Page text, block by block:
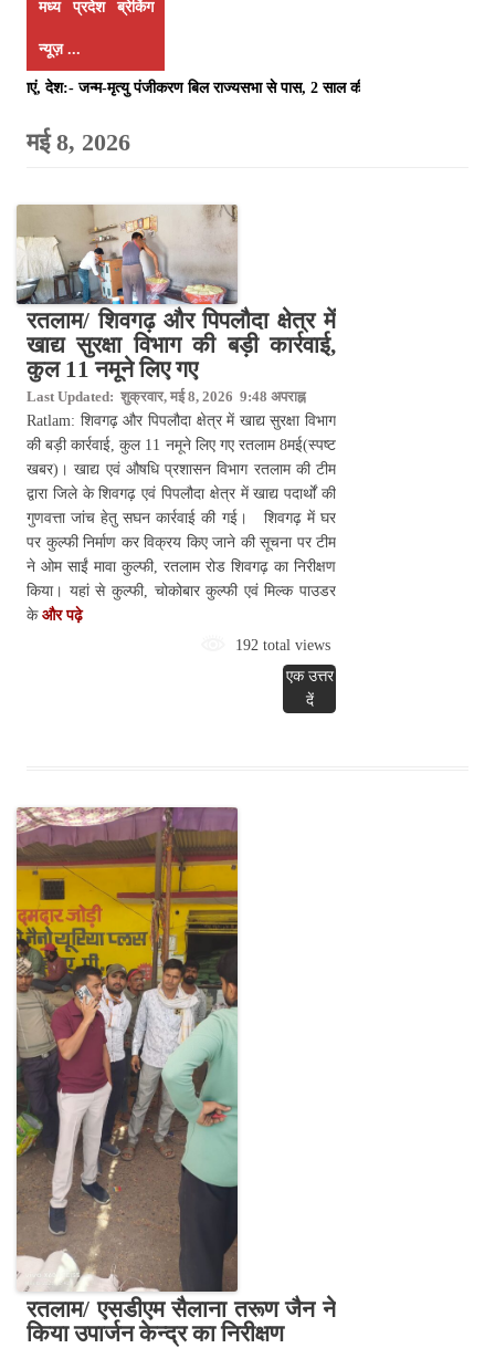
मध्य प्रदेश ब्रेकिंग
न्यूज़ ...
देश:- जन्म-मृत्यु पंजीकरण बिल राज्यसभा से पास, 2 साल की देरी पर अब कोर्ट के
रतलाम/ शिवगढ़ और पिपलौदा क्षेत्र में
खाद्य सुरक्षा विभाग की बड़ी कार्रवाई,
कुल 11 नमूने लिए गए
Last Updated: शुक्रवार, मई 8, 2026 9:48 अपराह्न
Ratlam: शिवगढ़ और पिपलौदा क्षेत्र में खाद्य सुरक्षा विभाग
की बड़ी कार्रवाई, कुल 11 नमूने लिए गए रतलाम 8मई(स्पष्ट
खबर)। खाद्य एवं औषधि प्रशासन विभाग रतलाम की टीम
द्वारा जिले के शिवगढ़ एवं पिपलौदा क्षेत्र में खाद्य पदार्थों की
गुणवत्ता जांच हेतु सघन कार्रवाई की गई। शिवगढ़ में घर
पर कुल्फी निर्माण कर विक्रय किए जाने की सूचना पर टीम
ने ओम साईं मावा कुल्फी, रतलाम रोड शिवगढ़ का निरीक्षण
किया। यहां से कुल्फी, चोकोबार कुल्फी एवं मिल्क पाउडर
के और पढ़े
192 total views
एक उत्तर
दें
रतलाम/ एसडीएम सैलाना तरूण जैन ने
किया उपार्जन केन्द्र का निरीक्षण